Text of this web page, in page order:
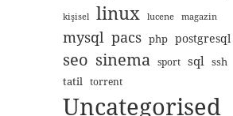
kişisel linux lucene magazin
mysql pacs php postgresql
seo sinema sport sql ssh
tatil torrent
Uncategorised